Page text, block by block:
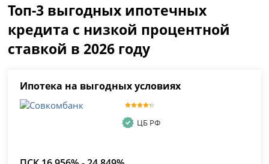
Топ-3 выгодных ипотечных
кредита с низкой процентной
ставкой в 2026 году
Ипотека на выгодных условиях
ЦБ РФ